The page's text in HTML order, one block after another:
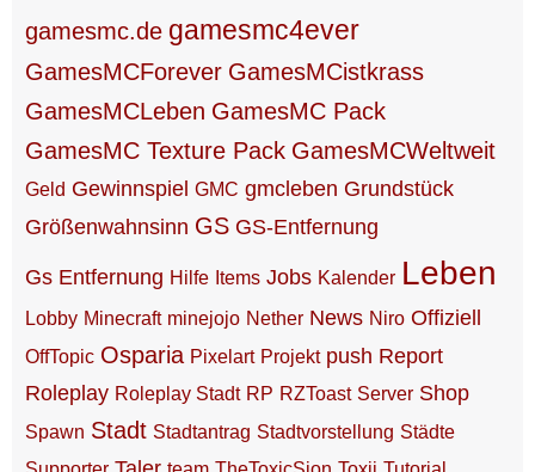
gamesmc.de gamesmc4ever
GamesMCForever GamesMCistkrass
GamesMCLeben GamesMC Pack
GamesMC Texture Pack GamesMCWeltweit
Geld Gewinnspiel GMC gmcleben Grundstück
Größenwahnsinn GS GS-Entfernung
Gs Entfernung Hilfe Items Jobs Kalender Leben
Lobby Minecraft minejojo Nether News Niro Offiziell
OffTopic Osparia Pixelart Projekt push Report
Roleplay Roleplay Stadt RP RZToast Server Shop
Spawn Stadt Stadtantrag Stadtvorstellung Städte